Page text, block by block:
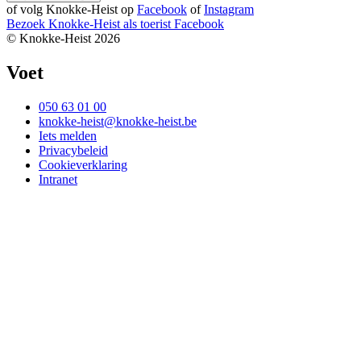
of volg Knokke-Heist op Facebook ofInstagram
Bezoek Knokke-Heist als toerist Facebook
© Knokke-Heist 2026
Voet
050 63 01 00
knokke-heist@knokke-heist.be
Iets melden
Privacybeleid
Cookieverklaring
Intranet